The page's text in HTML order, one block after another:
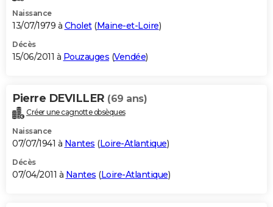
Naissance
13/07/1979 à Cholet(Maine-et-Loire)
Décès
15/06/2011 à Pouzauges (Vendée)
Pierre DEVILLER (69 ans)
Créer une cagnotte obsèques
Naissance
07/07/1941 à Nantes (Loire-Atlantique)
Décès
07/04/2011 à Nantes (Loire-Atlantique)